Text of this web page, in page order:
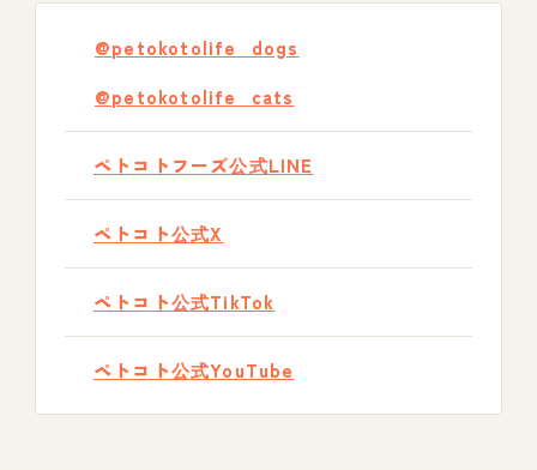
@petokotolife_dogs
@petokotolife_cats
ペトコトフーズ公式LINE
ペトコト公式X
ペトコト公式TikTok
ペトコト公式YouTube